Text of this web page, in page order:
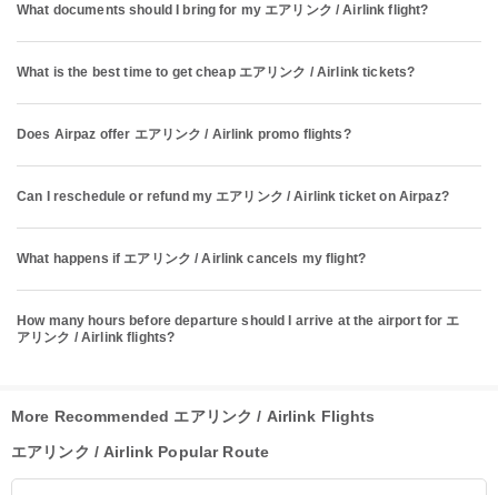
What documents should I bring for my エアリンク / Airlink flight?
What is the best time to get cheap エアリンク / Airlink tickets?
Does Airpaz offer エアリンク / Airlink promo flights?
Can I reschedule or refund my エアリンク / Airlink ticket on Airpaz?
What happens if エアリンク / Airlink cancels my flight?
How many hours before departure should I arrive at the airport for エ
アリンク / Airlink flights?
More Recommended エアリンク / Airlink Flights
エアリンク / Airlink Popular Route